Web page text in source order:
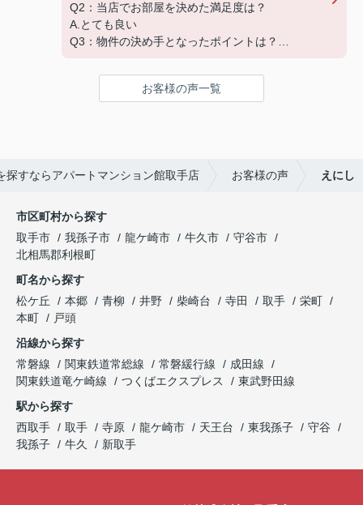
この度は弊社でのご契約ありがとうございました！
アパートマンション館では、お部屋のご紹介だけで
なく、入居後のアフターフォローもさせて頂いてお
引越し業者のご紹介やインターネット回線のご相
談、その他入居中のお困りごとなどございました
Q2：当店でお部屋を決めた満足度は？
A.とても良い
Q3：物件の決め手となったポイントは？
この度は弊社でのご契約ありがとうございました！
引越し業者のご紹介やインターネット回線のご相
談、その他入居中のお困りごとなどございました
ら、どうぞお気軽にご相談ください。
アパートマンション館は365日毎日キャンペーン
ぞ♪
お客様の声一覧
探すならアパートマンション館取手店 お客様の声 えにし
市区町村から探す
取手市
我孫子市 龍ケ崎市 牛久市
守谷市
北相馬郡利根町
町名から探す
松ケ丘
本郷 青柳 井野 柴崎台 寺田 取手
栄町
本町
戸頭
沿線から探す
常磐線
関東鉄道常総線 常磐緩行線
成田線
関東鉄道竜ケ崎線
つくばエクスプレス
東武野田線
駅から探す
西取手
取手 寺原 龍ケ崎市 天王台 東我孫子
守谷
我孫子
牛久 新取手